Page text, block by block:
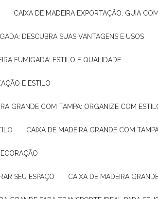
CAIXA DE MADEIRA EXPORTAÇÃO: GUÍA
DESCUBRA SUAS VANTAGENS E USOS
FUMIGADA: ESTILO E QUALIDADE
E ESTILO
GRANDE COM TAMPA: ORGANIZE COM
CAIXA DE MADEIRA GRANDE COM
SEU ESPAÇO CAIXA DE MADEIRA